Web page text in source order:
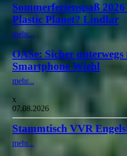
Sommerferienspaß
Plastic Planet? Lindlar
mehr...
OASe: Sicher
Smartphone Wiehl
mehr...
x
07.08.2026
Stammtisch VVR
mehr...